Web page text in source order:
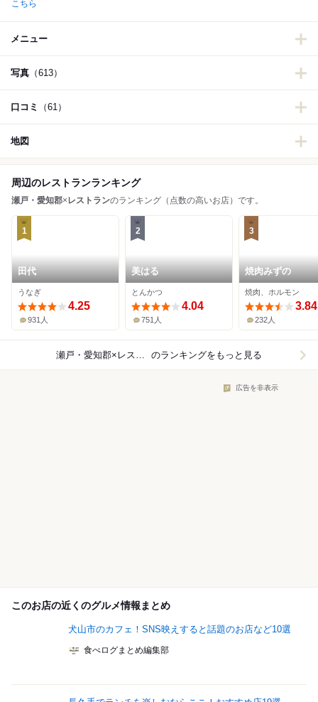
こちら
メニュー
写真 （613）
口コミ （61）
地図
周辺のレストランランキング
瀬戸・愛知郡× レストランのランキング（点数の高いお店）です。
1
田代
うなぎ
4.25
931人
2
美はる
とんかつ
4.04
751人
3
焼肉みずの
焼肉、ホルモン
3.84
232人
瀬戸・愛知郡×レストラン のランキングをもっと見る
広告を非表示
このお店の近くのグルメ情報まとめ
犬山市のカフェ！SNS映えすると話題のお店など10選
食べログまとめ編集部